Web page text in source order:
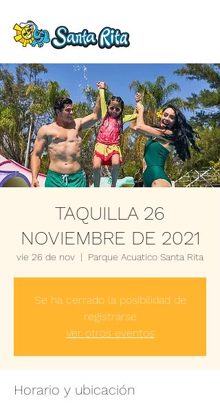
TAQUILLA 26
NOVIEMBRE DE 2021
vie 26 de nov
  |
Parque Acuatico Santa Rita
Se ha cerrado la posibilidad de
registrarse
Ver otros eventos
Horario y ubicación